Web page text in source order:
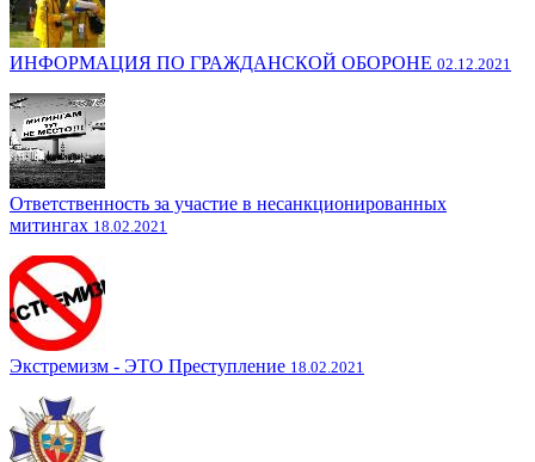
ИНФОРМАЦИЯ ПО ГРАЖДАНСКОЙ ОБОРОНЕ 02.12.2021
Ответственность за участие в несанкционированных
митингах 18.02.2021
Экстремизм - ЭТО Преступление 18.02.2021